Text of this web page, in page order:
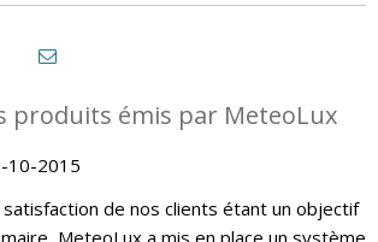
produits émis par MeteoLux
10-2015
satisfaction de nos clients étant un objectif
MeteoLux a mis en place un système